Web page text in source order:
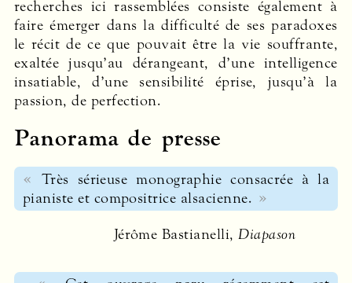
recherches ici rassemblées consiste également à
faire émerger dans la difficulté de ses paradoxes
le récit de ce que pouvait être la vie souffrante,
exaltée jusqu’au dérangeant, d’une intelligence
insatiable, d’une sensibilité éprise, jusqu’à la
passion, de perfection.
Panorama de presse
Très sérieuse monographie consacrée à la
pianiste et compositrice alsacienne.
Jérôme Bastianelli,Diapason